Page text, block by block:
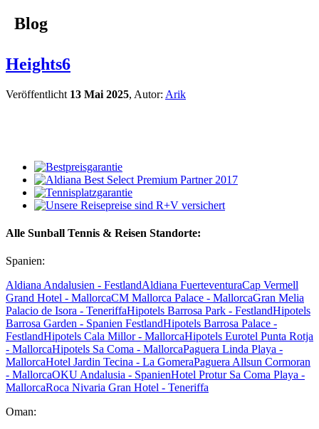
Blog
Heights6
Veröffentlicht 13 Mai 2025, Autor: Arik
Alle Sunball Tennis & Reisen Standorte:
Spanien:
Aldiana Andalusien - FestlandAldiana FuerteventuraCap Vermell
Grand Hotel - MallorcaCM Mallorca Palace - MallorcaGran Melia
Palacio de Isora - TeneriffaHipotels Barrosa Park - FestlandHipotels
Barrosa Garden - Spanien FestlandHipotels Barrosa Palace -
FestlandHipotels Cala Millor - MallorcaHipotels Eurotel Punta Rotja
- MallorcaHipotels Sa Coma - MallorcaPaguera Linda Playa -
MallorcaHotel Jardin Tecina - La GomeraPaguera Allsun Cormoran
- MallorcaOKU Andalusia - SpanienHotel Protur Sa Coma Playa -
MallorcaRoca Nivaria Gran Hotel - Teneriffa
Oman: